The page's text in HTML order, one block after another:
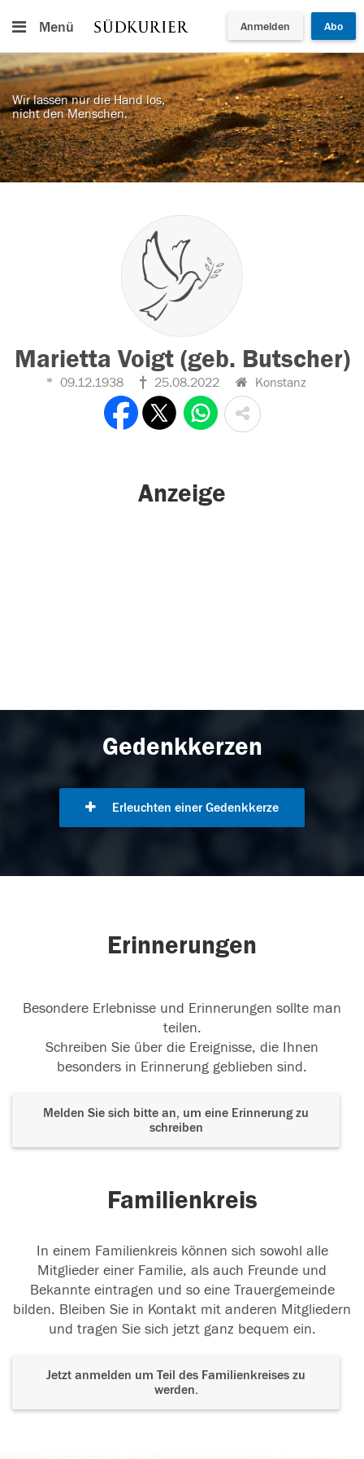
Menü Anmelden Abo
Wir lassen nur die Hand los,
nicht den Menschen.
Marietta Voigt (geb. Butscher)
09.12.1938 25.08.2022 Konstanz
Anzeige
Gedenkkerzen
Erleuchten einer Gedenkkerze
Erinnerungen
Besondere Erlebnisse und Erinnerungen sollte man
teilen.
Schreiben Sie über die Ereignisse, die Ihnen
besonders in Erinnerung geblieben sind.
Melden Sie sich bitte an, um eine Erinnerung zu
schreiben
Familienkreis
In einem Familienkreis können sich sowohl alle
Mitglieder einer Familie, als auch Freunde und
Bekannte eintragen und so eine Trauergemeinde
bilden. Bleiben Sie in Kontakt mit anderen Mitgliedern
und tragen Sie sich jetzt ganz bequem ein.
Jetzt anmelden um Teil des Familienkreises zu
werden.